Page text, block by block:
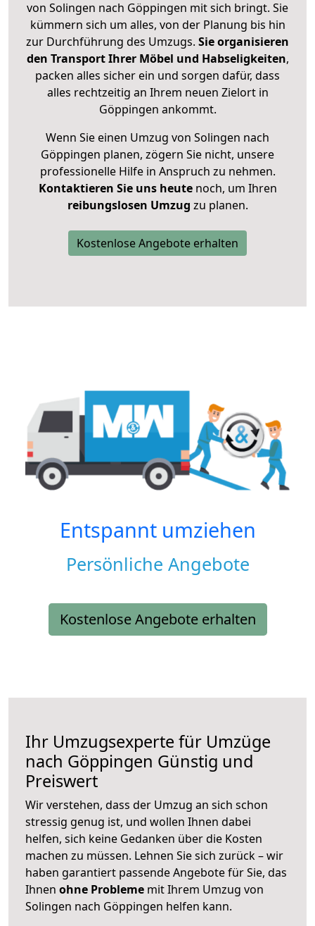
von Solingen nach Göppingen mit sich bringt. Sie
kümmern sich um alles, von der Planung bis hin
zur Durchführung des Umzugs. Sie organisieren
den Transport Ihrer Möbel und Habseligkeiten,
packen alles sicher ein und sorgen dafür, dass
alles rechtzeitig an Ihrem neuen Zielort in
Göppingen ankommt.
Wenn Sie einen Umzug von Solingen nach
Göppingen planen, zögern Sie nicht, unsere
professionelle Hilfe in Anspruch zu nehmen.
Kontaktieren Sie uns heutenoch, um Ihren
reibungslosen Umzug zu planen.
Kostenlose Angebote erhalten
Entspannt umziehen
Persönliche Angebote
Kostenlose Angebote erhalten
Ihr Umzugsexperte für Umzüge
nach Göppingen Günstig und
Preiswert
Wir verstehen, dass der Umzug an sich schon
stressig genug ist, und wollen Ihnen dabei
helfen, sich keine Gedanken über die Kosten
machen zu müssen. Lehnen Sie sich zurück – wir
haben garantiert passende Angebote für Sie, das
Ihnen ohne Probleme mit Ihrem Umzug von
Solingen nach Göppingen helfen kann.